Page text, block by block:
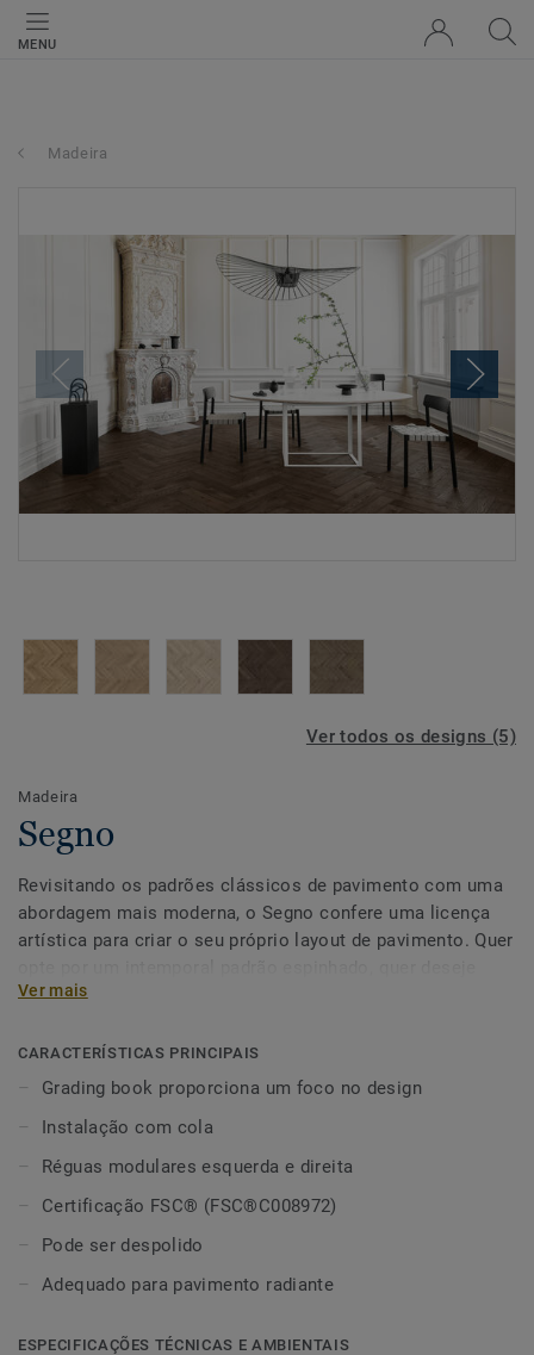
MENU
Madeira
Ver todos os designs (5)
Madeira
Segno
Revisitando os padrões clássicos de pavimento com uma
abordagem mais moderna, o Segno confere uma licença
artística para criar o seu próprio layout de pavimento. Quer
criar a sua própria receita, Segno é capaz de potenciar ao
cores e tratamento com óleo Proteco hardwax.
Ver mais
CARACTERÍSTICAS PRINCIPAIS
Grading book proporciona um foco no design
Instalação com cola
Réguas modulares esquerda e direita
Certificação FSC® (FSC®C008972)
Pode ser despolido
Adequado para pavimento radiante
ESPECIFICAÇÕES TÉCNICAS E AMBIENTAIS